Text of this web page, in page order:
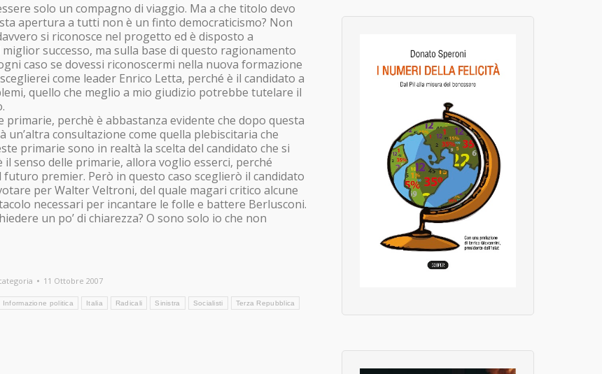
solo un compagno di viaggio. Ma a che titolo devo
apertura a tutti non è un finto democraticismo? Non
si riconosce nel progetto ed è disposto a
successo, ma sulla base di questo ragionamento
caso se dovessi riconoscermi nella nuova formazione
come leader Enrico Letta, perché è il candidato a
quello che meglio a mio giudizio potrebbe tutelare il
perchè è abbastanza evidente che dopo questa
consultazione come quella plebiscitaria che
primarie sono in realtà la scelta del candidato che si
senso delle primarie, allora voglio esserci, perché
premier. Però in questo caso sceglierò il candidato
per Walter Veltroni, del quale magari critico alcune
necessari per incantare le folle e battere Berlusconi.
un po’ di chiarezza? O sono solo io che non
11 Ottobre 2007
Informazione politica Italia Radicali Sinistra Socialisti Terza Repubblica